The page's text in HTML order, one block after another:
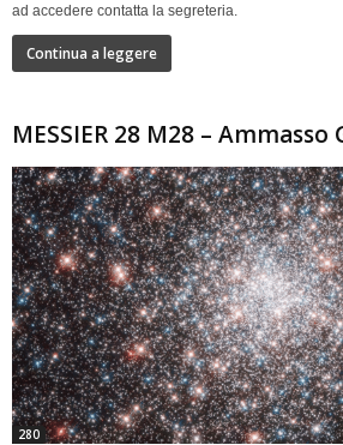
ad accedere contatta la segreteria.
Continua a leggere
MESSIER 28 M28 –
280